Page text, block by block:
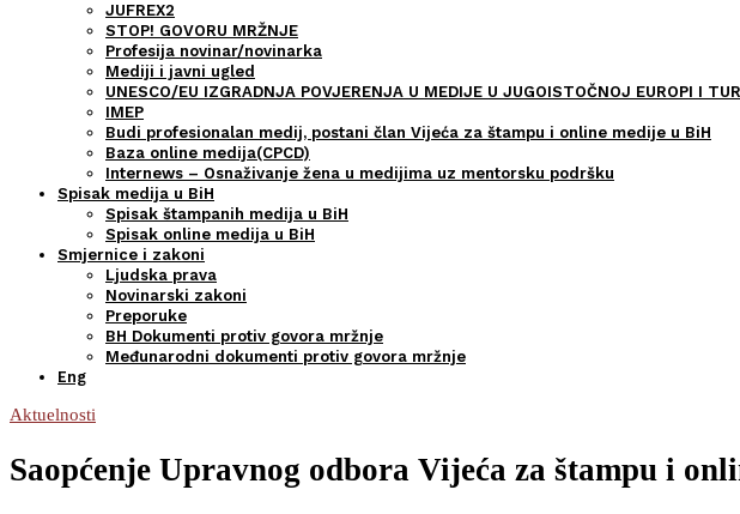
JUFREX2
STOP! GOVORU MRŽNJE
Profesija novinar/novinarka
Mediji i javni ugled
UNESCO/EU IZGRADNJA POVJERENJA U MEDIJE U JUGOISTOČNOJ EUROPI I
IMEP
Budi profesionalan medij, postani član Vijeća za štampu i online medije u BiH
Baza online medija(CPCD)
Internews – Osnaživanje žena u medijima uz mentorsku podršku
Spisak medija u BiH
Spisak štampanih medija u BiH
Spisak online medija u BiH
Smjernice i zakoni
Ljudska prava
Novinarski zakoni
Preporuke
BH Dokumenti protiv govora mržnje
Međunarodni dokumenti protiv govora mržnje
Eng
Aktuelnosti
Saopćenje Upravnog odbora Vijeća za štampu i